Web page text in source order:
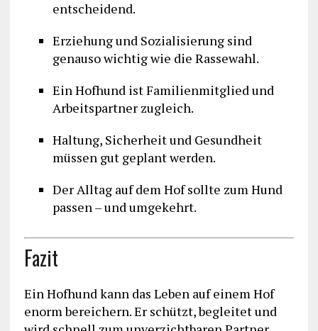
entscheidend.
Erziehung und Sozialisierung sind
genauso wichtig wie die Rassewahl.
Ein Hofhund ist Familienmitglied und
Arbeitspartner zugleich.
Haltung, Sicherheit und Gesundheit
müssen gut geplant werden.
Der Alltag auf dem Hof sollte zum Hund
passen – und umgekehrt.
Fazit
Ein Hofhund kann das Leben auf einem Hof
enorm bereichern. Er schützt, begleitet und